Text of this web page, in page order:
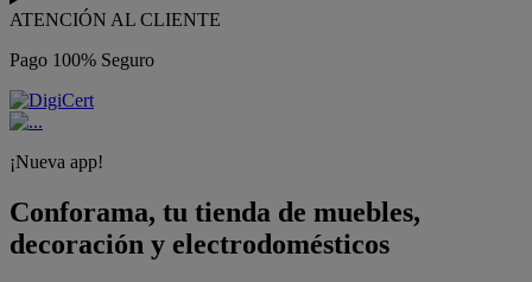
ATENCIÓN AL CLIENTE
Pago 100% Seguro
¡Nueva app!
Conforama, tu tienda de muebles,
decoración y electrodomésticos